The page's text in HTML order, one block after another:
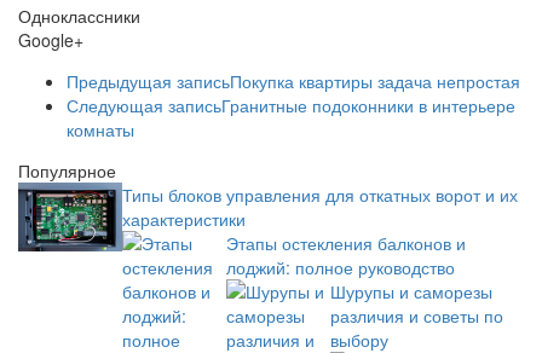
Одноклассники
Google+
Предыдущая записьПокупка квартиры задача непростая
Следующая записьГранитные подоконники в интерьере
комнаты
Популярное
Типы блоков управления для откатных ворот и их
характеристики
Этапы остекления балконов и
лоджий: полное руководство
Шурупы и саморезы
различия и советы по
выбору